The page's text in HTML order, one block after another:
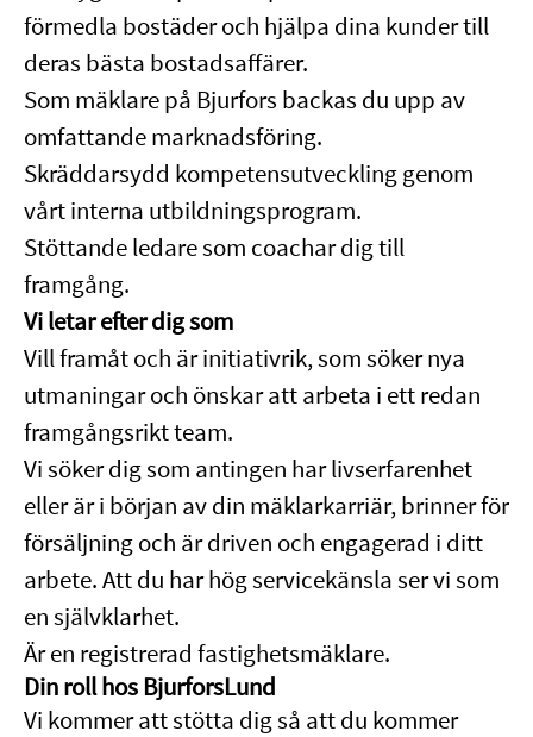
förmedla bostäder och hjälpa dina kunder till
deras bästa bostadsaffärer.
Som mäklare på Bjurfors backas du upp av
omfattande marknadsföring.
Skräddarsydd kompetensutveckling genom
vårt interna utbildningsprogram.
Stöttande ledare som coachar dig till
framgång.
Vi letar efter dig som
Vill framåt och är initiativrik, som söker nya
utmaningar och önskar att arbeta i ett redan
framgångsrikt team.
Vi söker dig som antingen har livserfarenhet
eller är i början av din mäklarkarriär, brinner för
försäljning och är driven och engagerad i ditt
arbete. Att du har hög servicekänsla ser vi som
en självklarhet.
Är en registrerad fastighetsmäklare.
Din roll hos BjurforsLund
Vi kommer att stötta dig så att du kommer